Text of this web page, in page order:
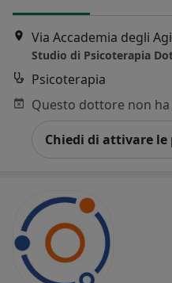
Via Accademia degli
Studio di Psicoterapia
Psicoterapia
Chiedi di attivare